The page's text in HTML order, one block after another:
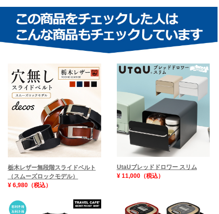
栃木レザー無段階スライドベルト
（スムーズロックモデル）
¥ 6,980（税込）
UtaUブレッドドロワー スリム
¥ 11,000（税込）